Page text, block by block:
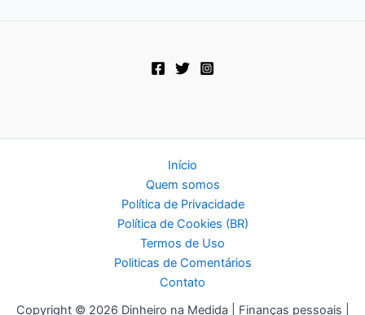
Início
Quem somos
Política de Privacidade
Política de Cookies (BR)
Termos de Uso
Politicas de Comentários
Contato
Copyright © 2026 Dinheiro na Medida | Finanças pessoais |